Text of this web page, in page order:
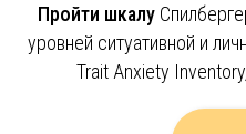
Пройти шкалу
уровней ситуативной и
Trait Anxiety